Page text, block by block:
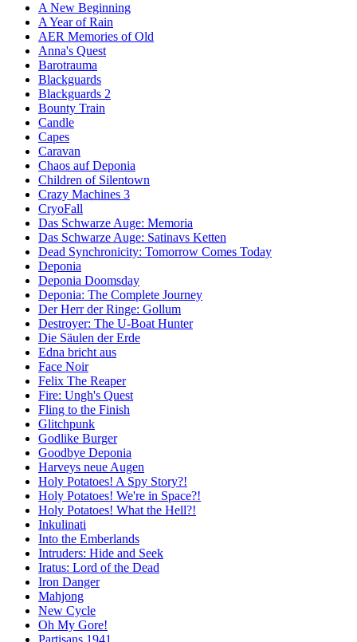
A New Beginning
A Year of Rain
AER Memories of Old
Anna's Quest
Barotrauma
Blackguards
Blackguards 2
Bounty Train
Candle
Capes
Caravan
Chaos auf Deponia
Children of Silentown
Crazy Machines 3
CryoFall
Das Schwarze Auge: Memoria
Das Schwarze Auge: Satinavs Ketten
Dead Synchronicity: Tomorrow Comes Today
Deponia
Deponia Doomsday
Deponia: The Complete Journey
Der Herr der Ringe: Gollum
Destroyer: The U-Boat Hunter
Die Säulen der Erde
Edna bricht aus
Face Noir
Felix The Reaper
Fire: Ungh's Quest
Fling to the Finish
Glitchpunk
Godlike Burger
Goodbye Deponia
Harveys neue Augen
Holy Potatoes! A Spy Story?!
Holy Potatoes! We're in Space?!
Holy Potatoes! What the Hell?!
Inkulinati
Into the Emberlands
Intruders: Hide and Seek
Iratus: Lord of the Dead
Iron Danger
Mahjong
New Cycle
Oh My Gore!
Partisans 1941